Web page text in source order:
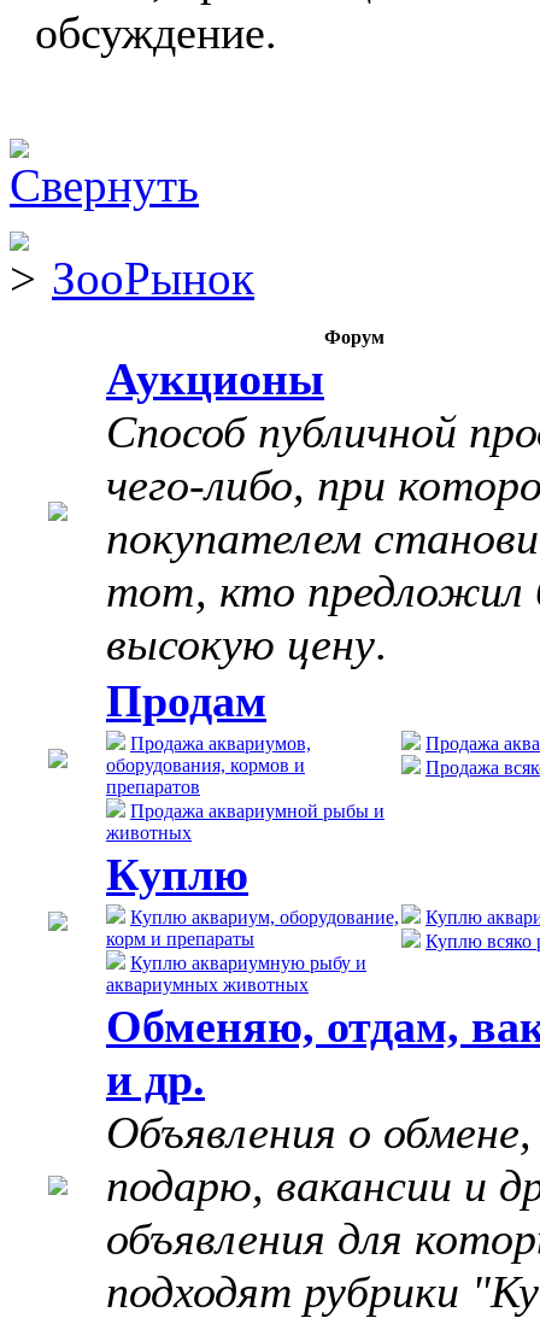
обсуждение.
ЗооРынок
Форум
Аукционы
Способ публичной
чего-либо, при
покупателем
тот, кто предложил
высокую цену.
Продам
Продажа аквариумов,
оборудования, кормов и
препаратов
Продажа аквариумной рыбы и
животных
Продажа
Продажа
Куплю
Куплю аквариум, оборудование,
корм и препараты
Куплю аквариумную рыбу и
аквариумных животных
Куплю
Куплю всяко
Обменяю, отдам,
и др.
Объявления о обмене,
подарю, вакансии и
объявления для
подходят рубрики